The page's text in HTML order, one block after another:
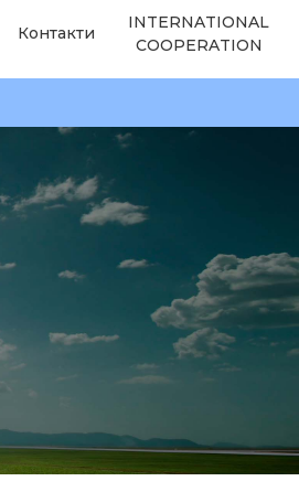
Контакти
INTERNATIONAL
COOPERATION